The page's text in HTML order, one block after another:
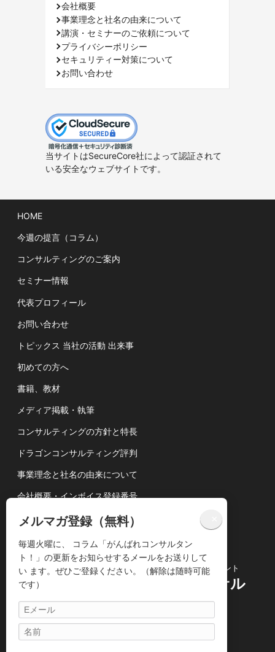
会社概要
事業理念と社名の由来について
講演・セミナーのご依頼について
プライバシーポリシー
セキュリティー対策について
お問い合わせ
当サイトはSecureCore社によって認証されて
いる安全なウェブサイトです。
HOME
今週の提言（コラム）
コンサルティングのご案内
セミナー情報
代表プロフィール
お問い合わせ
トピックス 当社の活動 出来事
初めての方へ
書籍、教材
メディア掲載・執筆
コンサルティングの方針と特長
ドラゴンコンサルティング評判
事業理念と社名の由来について
会社概要・インボイス登録番号
講演依頼について
個人情報の取扱いについて
コンサルティングビジネス専門のコンサルタント
株式会社ドラゴンコンサル
ティング
〒104-0061
メルマガ登録（無料）
毎週火曜に、 コラム「がんばれコンサルタン
ト！」の更新をお知らせするメールをお送りして
い ます。ぜひご登録ください。（解除は随時可能
です）